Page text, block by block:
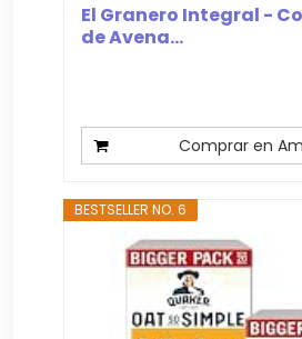
El Granero Integral -
de Avena...
Comprar en
BESTSELLER NO. 6